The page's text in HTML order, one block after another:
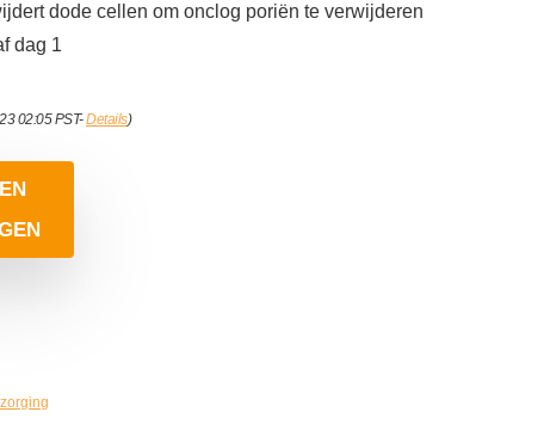
dode cellen om onclog poriën te verwijderen
dag 1
02:05 PST-Details)